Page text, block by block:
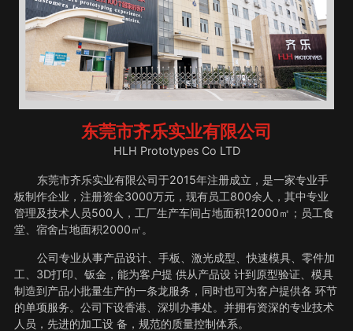
东莞市齐乐实业有限公司
HLH Prototypes Co LTD
东莞市齐乐实业有限公司于2015年注册成立，是一家专业手
板制作企业，注册资金3000万元，现有员工800余人，其中专业
管理及技术人员500人，工厂生产车间占地面积12000㎡；员工食
堂、宿舍占地面积2000㎡。
公司专业从事产品设计、手板、激光成型、快速模具、零件加
工、3D打印、钣金，能为客户提 供从产品设 计到原型验证、模具
制造到产品小批量生产的一条龙服务，同时也可为客户提供各 环节
的单项服务。公司下设香港、深圳办事处。并拥有资深的专业技术
人员，先进的加工设 备，规范的质量控制体系。